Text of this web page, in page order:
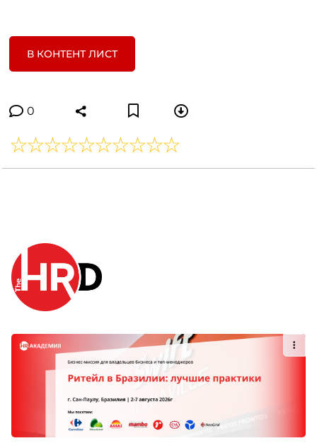
В КОНТЕНТ ЛИСТ
0